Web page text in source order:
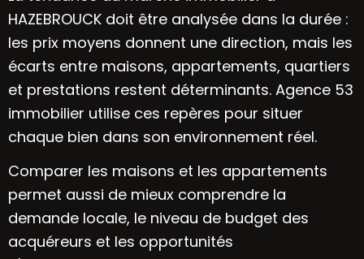
HAZEBROUCK doit être analysée dans la durée :
les prix moyens donnent une direction, mais les
écarts entre maisons, appartements, quartiers
et prestations restent déterminants. Agence 53
immobilier utilise ces repères pour situer
chaque bien dans son environnement réel.
Comparer les maisons et les appartements
permet aussi de mieux comprendre la
demande locale, le niveau de budget des
acquéreurs et les opportunités